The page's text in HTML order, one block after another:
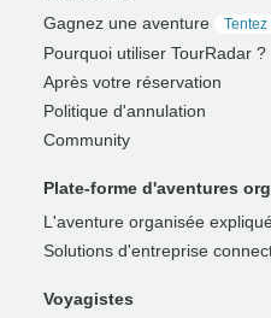
Gagnez une aventure
Pourquoi utiliser TourRadar ?
Après votre réservation
Politique d'annulation
Community
Plate-forme d'aventures
L'aventure organisée
Solutions d'entreprise
Voyagistes